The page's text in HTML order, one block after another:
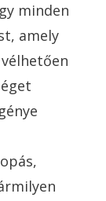
minden
amely